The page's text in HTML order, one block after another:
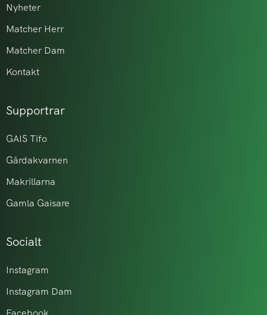
Nyheter
Matcher Herr
Matcher Dam
Kontakt
Supportrar
GAIS Tifo
Gårdakvarnen
Makrillarna
Gamla Gaisare
Socialt
Instagram
Instagram Dam